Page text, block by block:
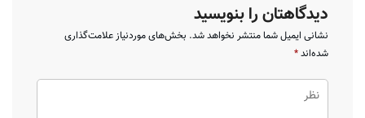
دیدگاهتان را بنویسید
نشانی ایمیل شما منتشر نخواهد شد. بخش‌های موردنیاز علامت‌گذاری
شده‌اند*